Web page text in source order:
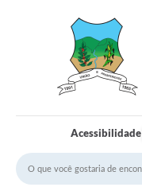
Acessibilidade